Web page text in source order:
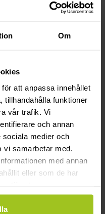
Om
att anpassa innehållet
tillhandahålla funktioner
vår trafik. Vi
och annan
sociala medier och
samarbetar med.
med annan
eller som de har
i livet. Bokar du
smak.